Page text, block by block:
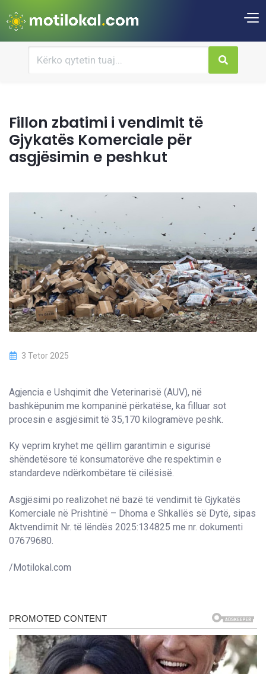
Fillon zbatimi i vendimit të
Gjykatës Komerciale për
asgjësimin e peshkut
3 Tetor 2025
Agjencia e Ushqimit dhe Veterinarisë (AUV), në
bashkëpunim me kompaninë përkatëse, ka filluar sot
procesin e asgjësimit të 35,170 kilogramëve peshk.
Ky veprim kryhet me qëllim garantimin e sigurisë
shëndetësore të konsumatorëve dhe respektimin e
standardeve ndërkombëtare të cilësisë.
Asgjësimi po realizohet në bazë të vendimit të Gjykatës
Komerciale në Prishtinë – Dhoma e Shkallës së Dytë, sipas
Aktvendimit Nr. të lëndës 2025:134825 me nr. dokumenti
07679680.
/Motilokal.com